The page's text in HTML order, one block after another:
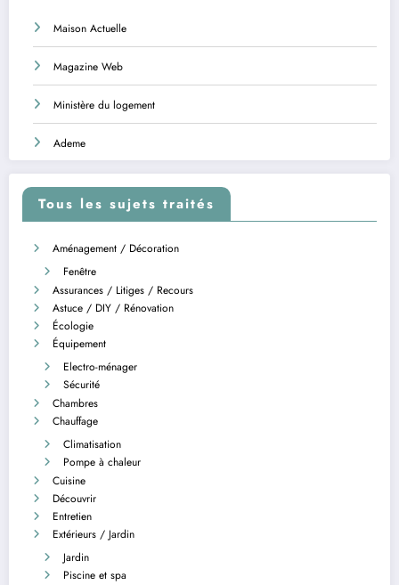
Maison Actuelle
Magazine Web
Ministère du logement
Ademe
Tous les sujets traités
Aménagement / Décoration
Fenêtre
Assurances / Litiges / Recours
Astuce / DIY / Rénovation
Écologie
Équipement
Electro-ménager
Sécurité
Chambres
Chauffage
Climatisation
Pompe à chaleur
Cuisine
Découvrir
Entretien
Extérieurs / Jardin
Jardin
Piscine et spa